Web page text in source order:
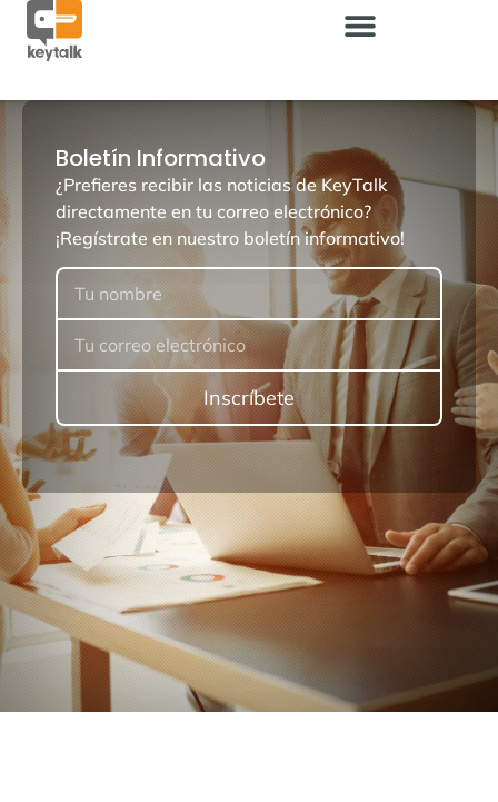
Boletín Informativo
¿Prefieres recibir las noticias de KeyTalk
directamente en tu correo electrónico?
¡Regístrate en nuestro boletín informativo!